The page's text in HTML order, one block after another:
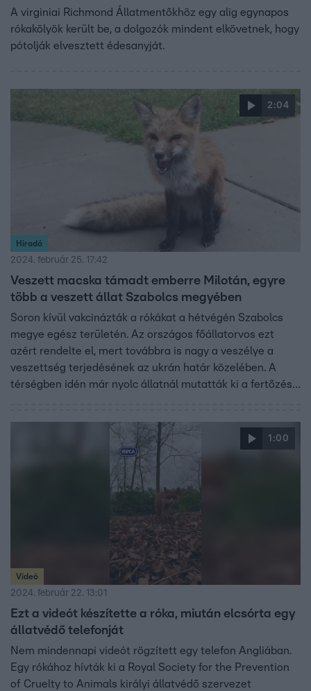
A virginiai Richmond Állatmentőkhöz egy alig egynapos
rókakölyök került be, a dolgozók mindent elkövetnek, hogy
pótolják elvesztett édesanyját.
2:04
Híradó
2024. február 25. 17:42
Veszett macska támadt emberre Milotán, egyre
több a veszett állat Szabolcs megyében
Soron kívül vakcinázták a rókákat a hétvégén Szabolcs
megye egész területén. Az országos főállatorvos ezt
azért rendelte el, mert továbbra is nagy a veszélye a
veszettség terjedésének az ukrán határ közelében. A
térségben idén már nyolc állatnál mutatták ki a fertőzést,
1:00
Videó
2024. február 22. 13:01
Ezt a videót készítette a róka, miután elcsórta egy
állatvédő telefonját
Nem mindennapi videót rögzített egy telefon Angliában.
Egy rókához hívták ki a Royal Society for the Prevention
of Cruelty to Animals királyi állatvédő szervezet